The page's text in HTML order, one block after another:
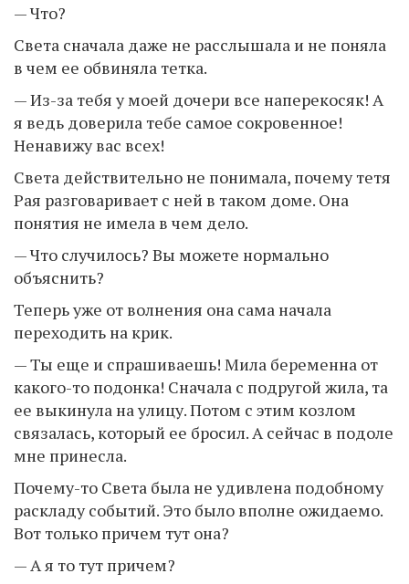
— Что?
Света сначала даже не расслышала и не поняла
в чем ее обвиняла тетка.
— Из-за тебя у моей дочери все наперекосяк! А
я ведь доверила тебе самое сокровенное!
Ненавижу вас всех!
Света действительно не понимала, почему тетя
Рая разговаривает с ней в таком доме. Она
понятия не имела в чем дело.
— Что случилось? Вы можете нормально
объяснить?
Теперь уже от волнения она сама начала
переходить на крик.
— Ты еще и спрашиваешь! Мила беременна от
какого-то подонка! Сначала с подругой жила, та
ее выкинула на улицу. Потом с этим козлом
связалась, который ее бросил. А сейчас в подоле
мне принесла.
Почему-то Света была не удивлена подобному
раскладу событий. Это было вполне ожидаемо.
Вот только причем тут она?
— А я то тут причем?